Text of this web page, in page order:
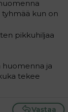
tyhmää kun on
pikkuhiljaa
huomenna ja
tekee
Vastaa